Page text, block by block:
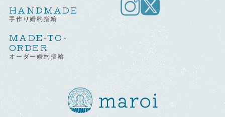
HANDMADE
手作り婚約指輪
MADE-TO-
ORDER
オーダー婚約指輪